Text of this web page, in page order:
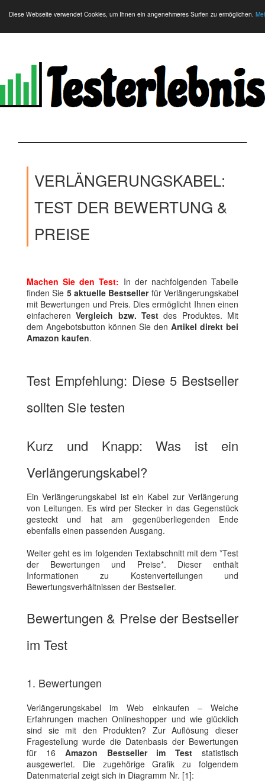
Diese Webseite verwendet Cookies, um Ihnen ein angenehmeres Surfen zu ermöglichen.
VERLÄNGERUNGSKABEL:
TEST DER BEWERTUNG &
PREISE
Machen Sie den Test: In der nachfolgenden Tabelle
finden Sie 5 aktuelle Bestsellerfür Verlängerungskabel
mit Bewertungen und Preis. Dies ermöglicht Ihnen einen
einfacherenVergleich bzw. Test des Produktes. Mit
dem Angebotsbutton können Sie den Artikel direkt bei
Amazon kaufen.
Test Empfehlung: Diese 5 Bestseller
sollten Sie testen
Kurz und Knapp: Was ist ein
Verlängerungskabel?
Ein Verlängerungskabel ist ein Kabel zur Verlängerung
von Leitungen. Es wird per Stecker in das Gegenstück
gesteckt und hat am gegenüberliegenden Ende
ebenfalls einen passenden Ausgang.
Weiter geht es im folgenden Textabschnitt mit dem *Test
der Bewertungen und Preise*. Dieser enthält
Informationen zu Kostenverteilungen und
Bewertungsverhältnissen der Bestseller.
Bewertungen & Preise der Bestseller
im Test
1. Bewertungen
Verlängerungskabel im Web einkaufen – Welche
Erfahrungen machen Onlineshopper und wie glücklich
sind sie mit den Produkten? Zur Auflösung dieser
Fragestellung wurde die Datenbasis der Bewertungen
für 16 Amazon Bestseller im Test statistisch
ausgewertet. Die zugehörige Grafik zu folgendem
Datenmaterial zeigt sich in Diagramm Nr. [1]: